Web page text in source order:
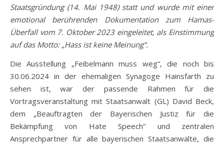
Staatsgründung (14. Mai 1948) statt und wurde mit einer
emotional berührenden Dokumentation zum Hamas-
Überfall vom 7. Oktober 2023 eingeleitet, als Einstimmung
auf das Motto: „Hass ist keine Meinung“.
Die Ausstellung „Feibelmann muss weg“, die noch bis
30.06.2024 in der ehemaligen Synagoge Hainsfarth zu
sehen ist, war der passende Rahmen für die
Vortragsveranstaltung mit Staatsanwalt (GL) David Beck,
dem „Beauftragten der Bayerischen Justiz für die
Bekämpfung von Hate Speech“ und zentralen
Ansprechpartner für alle bayerischen Staatsanwälte, die